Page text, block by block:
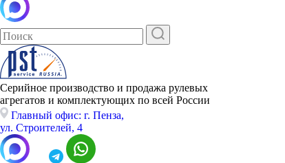
Серийное производство и продажа рулевых
агрегатов и комплектующих по всей России
Главный офис: г. Пенза,
ул. Строителей, 4